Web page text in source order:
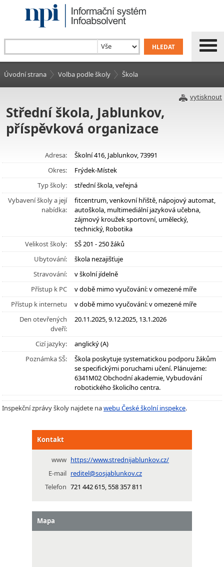
Úvodní strana Volba podle školy Škola
vytisknout
Střední škola, Jablunkov,
příspěvková organizace
Adresa:
Školní 416, Jablunkov, 73991
Okres:
Frýdek-Místek
Typ školy:
střední škola, veřejná
Vybavení školy a její
nabídka:
fitcentrum, venkovní hřiště, nápojový automat,
autoškola, multimediální jazyková učebna,
zájmový kroužek sportovní, umělecký,
technický, Robotika
Velikost školy:
SŠ 201 - 250 žáků
Ubytování:
škola nezajišťuje
Stravování:
v školní jídelně
Přístup k PC
v době mimo vyučování: v omezené míře
Přístup k internetu
v době mimo vyučování: v omezené míře
Den otevřených
dveří:
20.11.2025, 9.12.2025, 13.1.2026
Cizí jazyky:
anglický (A)
Poznámka SŠ:
Škola poskytuje systematickou podporu žákům
se specifickými poruchami učení. Plánujeme:
6341M02 Obchodní akademie, Vybudování
robotického školicího centra.
Inspekční zprávy školy najdete nawebu České školní inspekce.
Kontakt
www https://www.strednijablunkov.cz/
E-mail reditel@sosjablunkov.cz
Telefon 721 442 615, 558 357 811
Mapa